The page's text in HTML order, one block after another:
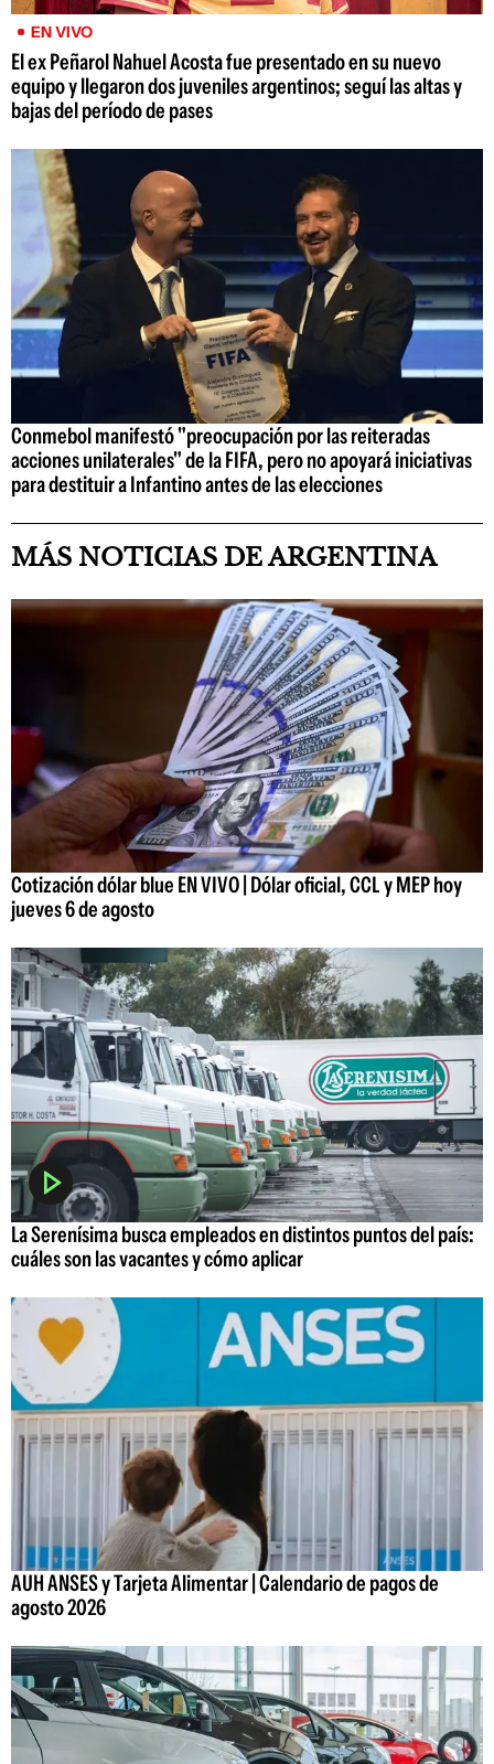
EN VIVO
El ex Peñarol Nahuel Acosta fue presentado en su nuevo
equipo y llegaron dos juveniles argentinos; seguí las altas y
bajas del período de pases
Conmebol manifestó "preocupación por las reiteradas
acciones unilaterales" de la FIFA, pero no apoyará iniciativas
para destituir a Infantino antes de las elecciones
MÁS NOTICIAS DE ARGENTINA
Cotización dólar blue EN VIVO | Dólar oficial, CCL y MEP hoy
jueves 6 de agosto
La Serenísima busca empleados en distintos puntos del país:
cuáles son las vacantes y cómo aplicar
AUH ANSES y Tarjeta Alimentar | Calendario de pagos de
agosto 2026